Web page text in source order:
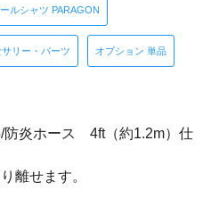
ルシャツ PARAGON
サリー・パーツ オプション 単品
防炎ホース 4ft（約1.2m）仕
離せます。